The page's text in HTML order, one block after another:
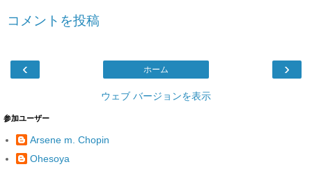
コメントを投稿
‹ ›
ホーム
ウェブ バージョンを表示
参加ユーザー
Arsene m. Chopin
Ohesoya